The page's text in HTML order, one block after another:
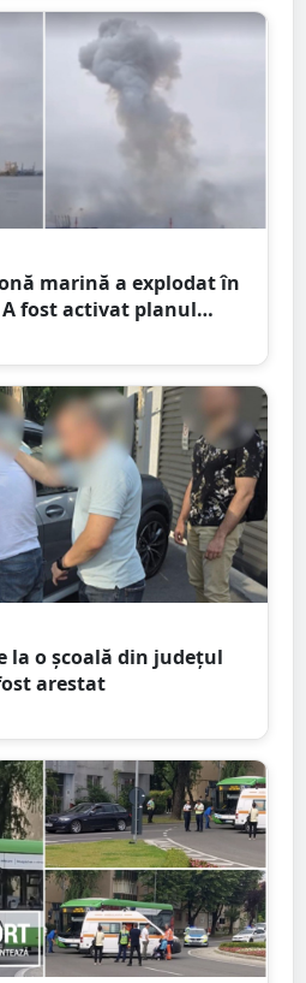
marină a explodat în
fost activat planul
la o școală din județul
arestat